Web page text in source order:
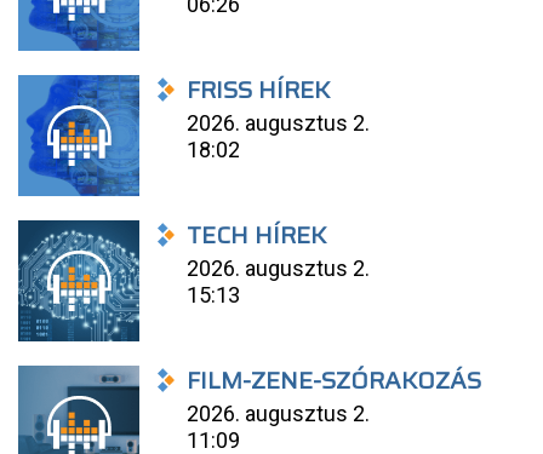
FRISS HÍREK
2026. augusztus 2.
18:02
TECH HÍREK
2026. augusztus 2.
15:13
FILM-ZENE-SZÓRAKOZÁS
2026. augusztus 2.
11:09